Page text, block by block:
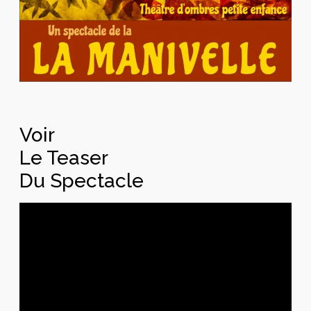
Voir
Le Teaser
Du Spectacle